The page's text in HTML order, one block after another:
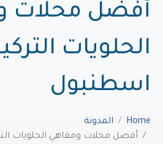
أفضل محلات
الحلويات
اسطنبول
Home
المدونة
أفضل محلات ومقاهي الحلويات